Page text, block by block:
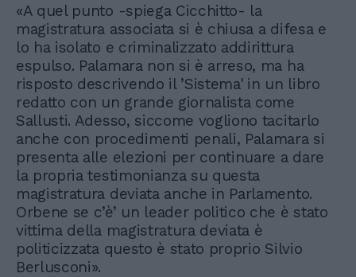
«A quel punto -spiega Cicchitto- la
magistratura associata si è chiusa a difesa e
lo ha isolato e criminalizzato addirittura
espulso. Palamara non si è arreso, ma ha
risposto descrivendo il ’Sistema' in un libro
redatto con un grande giornalista come
Sallusti. Adesso, siccome vogliono tacitarlo
anche con procedimenti penali, Palamara si
presenta alle elezioni per continuare a dare
la propria testimonianza su questa
magistratura deviata anche in Parlamento.
Orbene se c’è’ un leader politico che è stato
vittima della magistratura deviata è
politicizzata questo è stato proprio Silvio
Berlusconi».